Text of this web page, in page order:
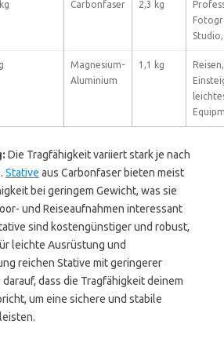
Carbonfaser 2,3 kg
Magnesium-
Aluminium
1,1 kg
Reisen,
Die Tragfähigkeit variiert stark je nach
Stative aus Carbonfaser bieten meist
bei geringem Gewicht, was sie
und Reiseaufnahmen interessant
sind kostengünstiger und robust,
leichte Ausrüstung und
reichen Stative mit geringerer
dass die Tragfähigkeit deinem
um eine sichere und stabile